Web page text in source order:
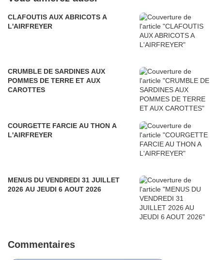
CLAFOUTIS AUX ABRICOTS A
L'AIRFREYER
CRUMBLE DE SARDINES AUX
POMMES DE TERRE ET AUX
CAROTTES
COURGETTE FARCIE AU THON A
L'AIRFREYER
MENUS DU VENDREDI 31 JUILLET
2026 AU JEUDI 6 AOUT 2026
Commentaires